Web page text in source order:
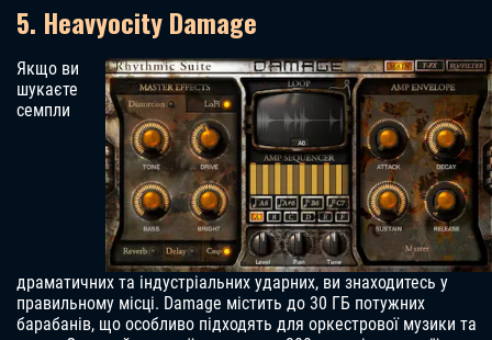
5. Heavyocity Damage
Якщо ви
шукаєте
семпли
драматичних та індустріальних ударних, ви знаходитесь у
правильному місці. Damage містить до 30 ГБ потужних
барабанів, що особливо підходять для оркестрової музики та